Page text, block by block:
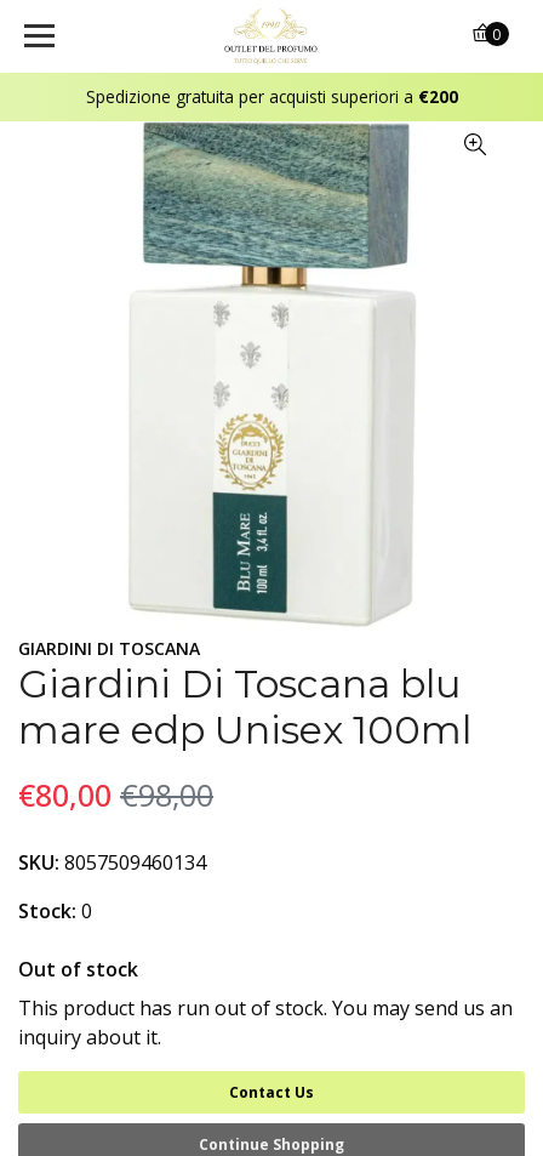
Spedizione gratuita per acquisti superiori a €200
0
GIARDINI DI TOSCANA
Giardini Di Toscana blu
mare edp Unisex 100ml
€80,00 €98,00
SKU: 8057509460134
Stock: 0
Out of stock
This product has run out of stock. You may send us an
inquiry about it.
Contact Us
Continue Shopping